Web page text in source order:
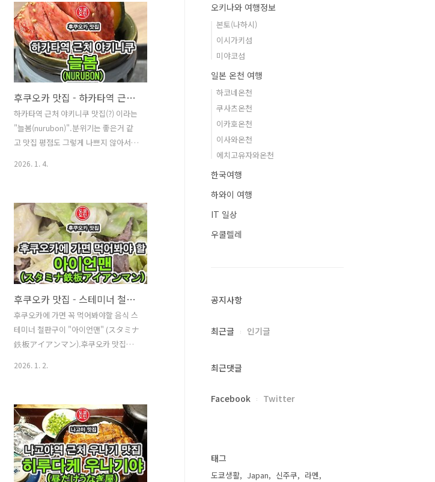
객분들에게도 인기가 있는 가게인지 손
님의 80%는 한국분들이었습니다. 위치
・주소 : 1-1 Hakataekichuogai,
Hakata Ward, Fukuoka, 812-0012・
영업시간 : 11:00 ~ 21:00 (연중무
휴)/p> 하카타역 서쪽 출구로 나오면 바
로 하카타 버스 터미널 건물이 보입니
다.바로 위의 건물이 하카타 버스 터미
널 건물입니다.이 건물의 지하 1층으로
내려가면 지하상가로 이어지는데 그 근
후쿠오카 맛집 - 하카타역 근처 야키니쿠 "늘봄"
하카타역 근처 야키니쿠 맛집(?) 이라는
"늘봄(nurubon)".분위기는 좋은거 같
고 맛집 평점도 그렇게 나쁘지 않아서 다
Ｒ九州ホテルブラッサム福岡 B1 하
카타역 동쪽출구에서 걸어서 5분 안걸
리는 곳에 있습니다. 외관하카타역 동쪽
출구로 나와서 횡단보도 하나 건너서 그
냥 쭉~ 가다보면 오른쪽편에 보입니다.
이 건물의 지하 1층으로 가야합니다.분
위기는 나쁘지 않죠? 내관분위기나 서비
스도 나쁘지 않았습니다.한국 관광객분
들이 꽤 많이 오시더군요."늘봄" 메뉴저
는 이번에 갈비 메뉴를 주문했습니다.그
런데, 한국에서 말하는 갈비라는 것과
2026. 1. 4.
후쿠오카 맛집 - 스테미너 철판구이 "아이언맨" (スタミナ鉄板アイアンマン)
후쿠오카에 가면 꼭 먹어봐야할 음식 스
테미너 철판구이 "아이언맨" (スタミナ
鉄板アイアンマン).후쿠오카 맛집입니
데 이번 후쿠오카여행에서 먹어볼 수 있
었습니다.돼지고기와 양배추가 철판에
올려져 나오는 음식입니다. 위치 주소 :
〒812-0013 Fukuoka, Hakata Ward,
Hakataekihigashi, 1 Chome−17−21
ライジングサンソーラービル 1F영업
2026. 1. 2.
오키나와 여행정보
본토(나하시)
이시가키섬
미야코섬
일본 온천 여행
하코네온천
쿠사츠온천
이카호온천
이사와온천
에치고유자와온천
한국여행
하와이 여행
IT 일상
우쿨렐레
공지사항
최근글 인기글
최근댓글
Facebook Twitter
태그
도쿄생활 Japan 신주쿠
라멘